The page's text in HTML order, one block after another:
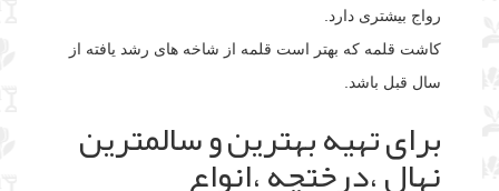
رواج بیشتری دارد.
کاشت قلمه که بهتر است قلمه از شاخه های رشد یافته از
سال قبل باشد.
برای تهیه بهترین و سالمترین
نهال ،درختچه ،انواع